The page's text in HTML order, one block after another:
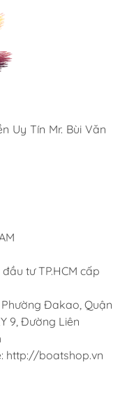
Uy Tín Mr. Bùi Văn
nghiệp
tốt ngay tại Việt
tư TP.HCM cấp
Đakao, Quận
9, Đường Liên
http://boatshop.vn